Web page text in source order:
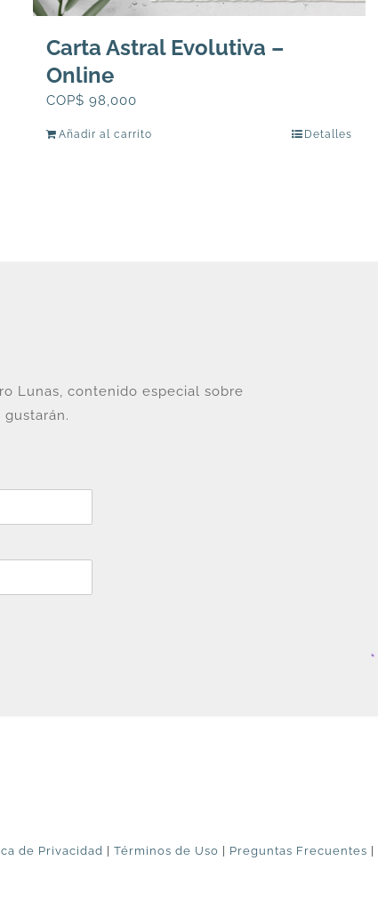
Carta Astral Evolutiva –
Online
COP$98,000
Añadir al carrito Detalles
Lunas, contenido especial sobre
de Privacidad | Términos de Uso | Preguntas Frecuentes |